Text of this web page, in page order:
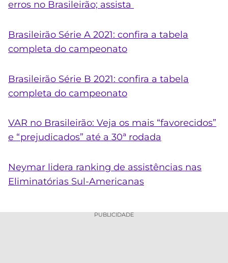
erros no Brasileirão; assista
Brasileirão Série A 2021: confira a tabela
completa do campeonato
Brasileirão Série B 2021: confira a tabela
completa do campeonato
VAR no Brasileirão: Veja os mais “favorecidos”
e “prejudicados” até a 30ª rodada
Neymar lidera ranking de assistências nas
Eliminatórias Sul-Americanas
PUBLICIDADE